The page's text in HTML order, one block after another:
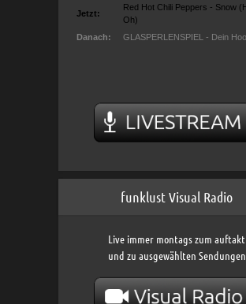
funklust Visual Radio
Live immer montags zum auftakt
und zu ausgewählten Sendungen